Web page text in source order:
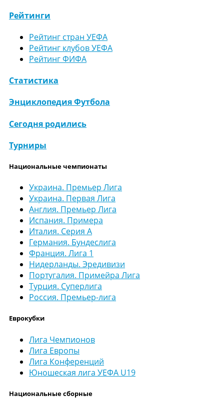
Рейтинги
Рейтинг стран УЕФА
Рейтинг клубов УЕФА
Рейтинг ФИФА
Статистика
Энциклопедия Футбола
Сегодня родились
Турниры
Национальные чемпионаты
Украина. Премьер Лига
Украина. Первая Лига
Англия. Премьер Лига
Испания. Примера
Италия. Серия А
Германия. Бундеслига
Франция. Лига 1
Нидерланды. Эредивизи
Португалия. Примейра Лига
Турция. Суперлига
Россия. Премьер-лига
Еврокубки
Лига Чемпионов
Лига Европы
Лига Конференций
Юношеская лига УЕФА U19
Национальные сборные